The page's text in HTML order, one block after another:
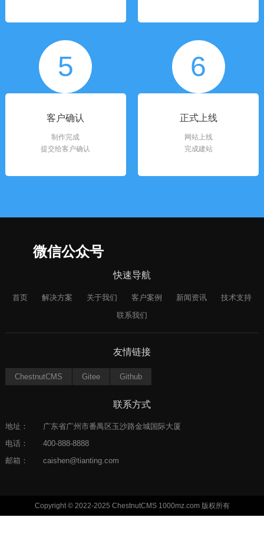
5
客户确认
制作完成
提交给客户确认
6
正式上线
网站上线
完成建站
微信公众号
快速导航
首页 解决方案 关于我们 客户案例 新闻资讯
技术支持
联系我们
友情链接
ChestnutCMS Gitee Github
联系方式
地址：
广东省广州市番禺区玉沙路金城国际大厦
电话：
400-888-8888
邮箱：
caishen@tianting.com
Copyright © 2022-2025 ChestnutCMS 1000mz.com 版权所有